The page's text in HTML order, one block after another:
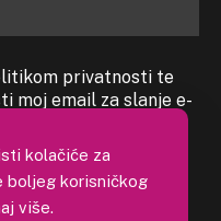
privatnosti te
moj email za slanje e-
kolačiće za
boljeg korisničkog
više.